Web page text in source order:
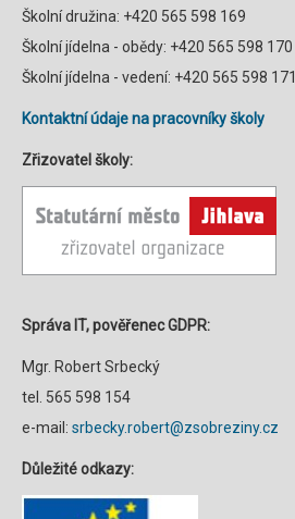
Školní družina: +420 565 598 169
Školní jídelna - obědy: +420 565 598 170
Školní jídelna - vedení: +420 565 598 171
Kontaktní údaje na pracovníky školy
Zřizovatel školy:
Správa IT, pověřenec GDPR:
Mgr. Robert Srbecký
tel. 565 598 154
e-mail: srbecky.robert@zsobreziny.cz
Důležité odkazy: